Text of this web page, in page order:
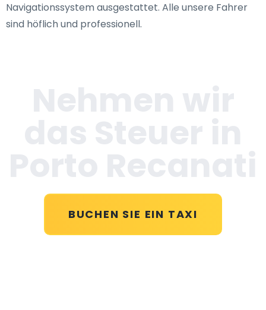
Navigationssystem ausgestattet. Alle unsere Fahrer
sind höflich und professionell.
BUCHEN SIE EIN TAXI